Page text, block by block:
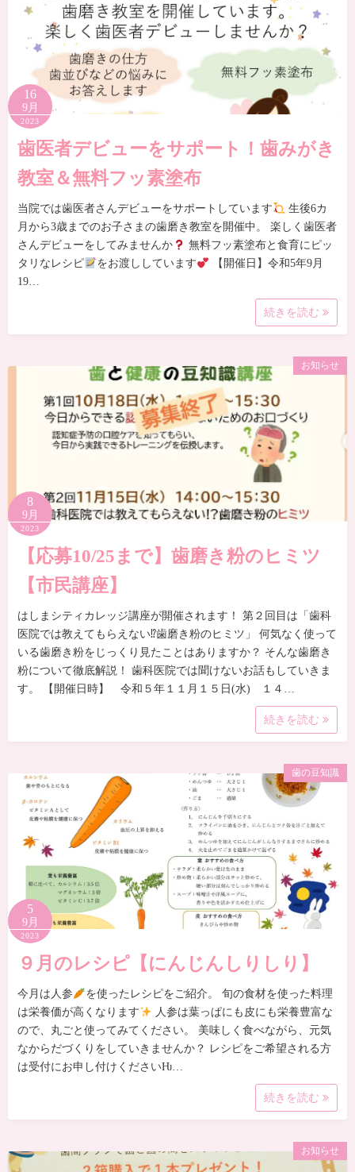
16
9月
2023
歯医者デビューをサポート！歯みがき
教室＆無料フッ素塗布
当院では歯医者さんデビューをサポートしています
生後6カ
月から3歳までのお子さまの歯磨き教室を開催中。 楽しく歯医者
さんデビューをしてみませんか
無料フッ素塗布と食育にピッ
タリなレシピ
をお渡ししています
【開催日】令和5年9月
19…
続きを読む
お知らせ
8
9月
2023
【応募10/25まで】歯磨き粉のヒミツ
【市民講座】
はしまシティカレッジ講座が開催されます！ 第２回目は「歯科
医院では教えてもらえない⁉歯磨き粉のヒミツ」 何気なく使って
いる歯磨き粉をじっくり見たことはありますか？ そんな歯磨き
粉について徹底解説！ 歯科医院では聞けないお話もしていきま
す。 【開催日時】 令和５年１１月１５日(水) １４…
続きを読む
歯の豆知識
5
9月
2023
９月のレシピ【にんじんしりしり】
今月は人参
を使ったレシピをご紹介。 旬の食材を使った料理
は栄養価が高くなります
人参は葉っぱにも皮にも栄養豊富な
ので、丸ごと使ってみてください。 美味しく食べながら、元気
なからだづくりをしていきませんか？ レシピをご希望される方
は受付にお申し付けくださいǶ…
続きを読む
お知らせ